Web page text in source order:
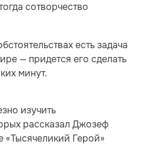
сотворчество
есть задача
— придется его сделать
минут.
изучить
рассказал Джозеф
«Тысячеликий Герой»